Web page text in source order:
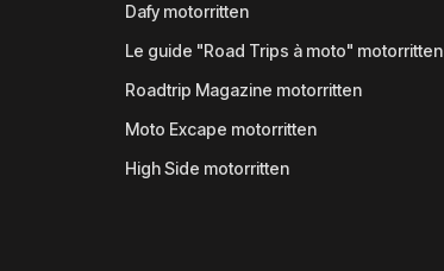
Dafy motorritten
Le guide "Road Trips à moto" motorritten
Roadtrip Magazine motorritten
Moto Excape motorritten
High Side motorritten